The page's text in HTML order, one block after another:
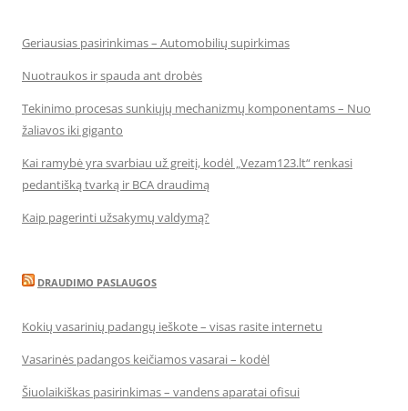
Geriausias pasirinkimas – Automobilių supirkimas
Nuotraukos ir spauda ant drobės
Tekinimo procesas sunkiųjų mechanizmų komponentams – Nuo
žaliavos iki giganto
Kai ramybė yra svarbiau už greitį, kodėl „Vezam123.lt“ renkasi
pedantišką tvarką ir BCA draudimą
Kaip pagerinti užsakymų valdymą?
DRAUDIMO PASLAUGOS
Kokių vasarinių padangų ieškote – visas rasite internetu
Vasarinės padangos keičiamos vasarai – kodėl
Šiuolaikiškas pasirinkimas – vandens aparatai ofisui